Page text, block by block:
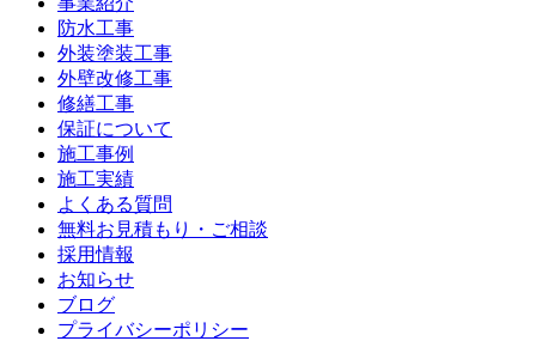
防水工事
外装塗装工事
外壁改修工事
修繕工事
保証について
施工事例
施工実績
よくある質問
無料お見積もり・ご相談
採用情報
お知らせ
ブログ
プライバシーポリシー